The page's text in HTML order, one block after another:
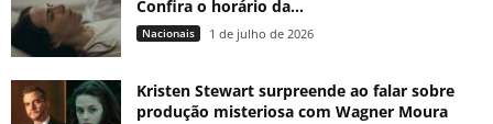
Confira o horário da...
Nacionais 1 de julho de 2026
Kristen Stewart surpreende ao falar sobre
produção misteriosa com Wagner Moura